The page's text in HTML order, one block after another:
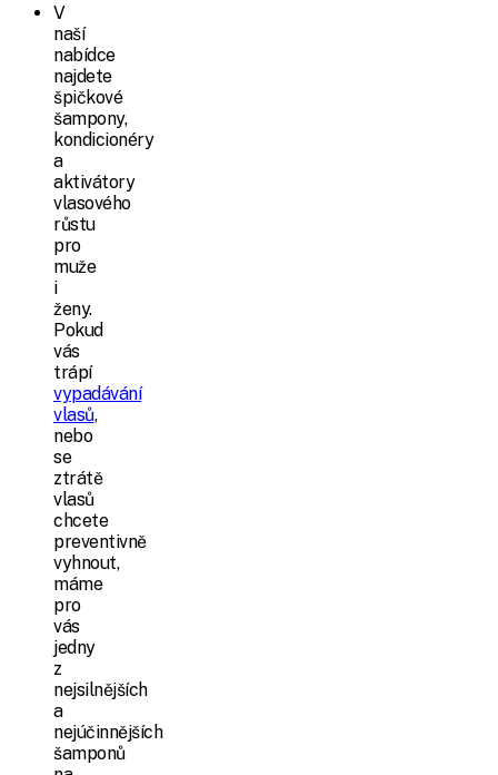
V
naší
nabídce
najdete
špičkové
šampony,
kondicionéry
a
aktivátory
vlasového
růstu
pro
muže
i
ženy.
Pokud
vás
trápí
vypadávání
vlasů,
nebo
se
ztrátě
vlasů
chcete
preventivně
vyhnout,
máme
pro
vás
jedny
z
nejsilnějších
a
nejúčinnějších
šamponů